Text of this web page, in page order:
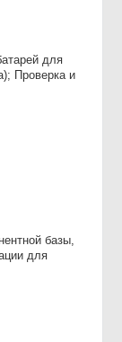
для
Проверка и
базы,
для